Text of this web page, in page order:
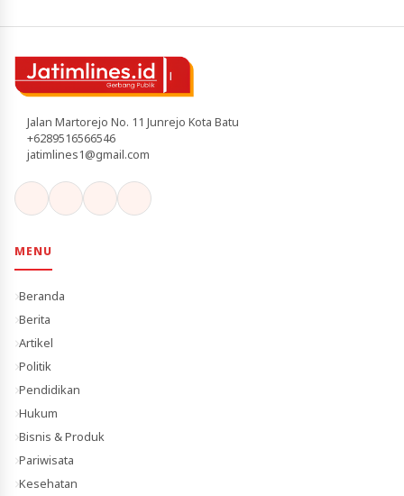
Jalan Martorejo No. 11 Junrejo Kota Batu
+6289516566546
jatimlines1@gmail.com
MENU
Beranda
Berita
Artikel
Politik
Pendidikan
Hukum
Bisnis & Produk
Pariwisata
Kesehatan